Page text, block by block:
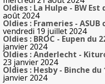
Oldies : La Hulpe - BW Est
août 2024
Oldies : Frameries -
vendredi 19 juillet 2024
Oldies : BROC - Eupen du
janvier 2024
Oldies : Anderlecht -
23 janvier 2024
Oldies : Hesby - Binche du
janvier 2024